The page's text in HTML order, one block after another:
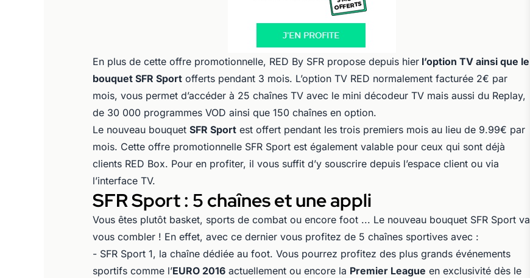
En plus de cette offre promotionnelle, RED By SFR propose depuis hier l’option TV ainsi que le
bouquet SFR Sport offerts pendant 3 mois. L’option TV RED normalement facturée 2€ par
mois, vous permet d’accéder à 25 chaînes TV avec le mini décodeur TV mais aussi du Replay,
de 30 000 programmes VOD ainsi que 150 chaînes en option.
Le nouveau bouquet SFR Sport est offert pendant les trois premiers mois au lieu de 9.99€ par
mois. Cette offre promotionnelle SFR Sport est également valable pour ceux qui sont déjà
clients RED Box. Pour en profiter, il vous suffit d’y souscrire depuis l’espace client ou via
l’interface TV.
SFR Sport : 5 chaînes et une appli
Vous êtes plutôt basket, sports de combat ou encore foot ... Le nouveau bouquet SFR Sport va
vous combler ! En effet, avec ce dernier vous profitez de 5 chaînes sportives avec :
- SFR Sport 1, la chaîne dédiée au foot. Vous pourrez profitez des plus grands événements
sportifs comme l’EURO 2016 actuellement ou encore la Premier League en exclusivité dès le